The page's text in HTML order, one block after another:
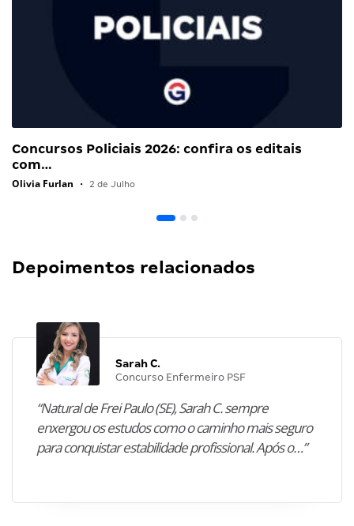
Concursos Policiais 2026: confira os editais
com…
Olivia Furlan • 2 de Julho
Depoimentos relacionados
Sarah C.
Concurso Enfermeiro PSF
“Natural de Frei Paulo (SE), Sarah C. sempre
enxergou os estudos como o caminho mais seguro
para conquistar estabilidade profissional. Após o…”